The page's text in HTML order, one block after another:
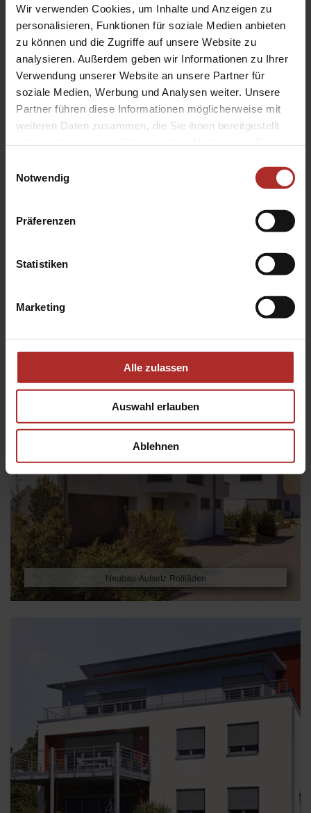
Wir verwenden Cookies, um Inhalte und Anzeigen zu
personalisieren, Funktionen für soziale Medien anbieten
zu können und die Zugriffe auf unsere Website zu
analysieren. Außerdem geben wir Informationen zu Ihrer
Verwendung unserer Website an unsere Partner für
soziale Medien, Werbung und Analysen weiter. Unsere
Partner führen diese Informationen möglicherweise mit
weiteren Daten zusammen, die Sie ihnen bereitgestellt
Notwendig
Präferenzen
Statistiken
Marketing
Alle zulassen
Auswahl erlauben
Ablehnen
Neubau-Aufsetz-Rollläden